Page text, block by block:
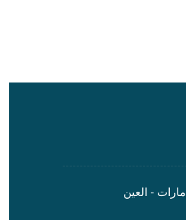
- العين